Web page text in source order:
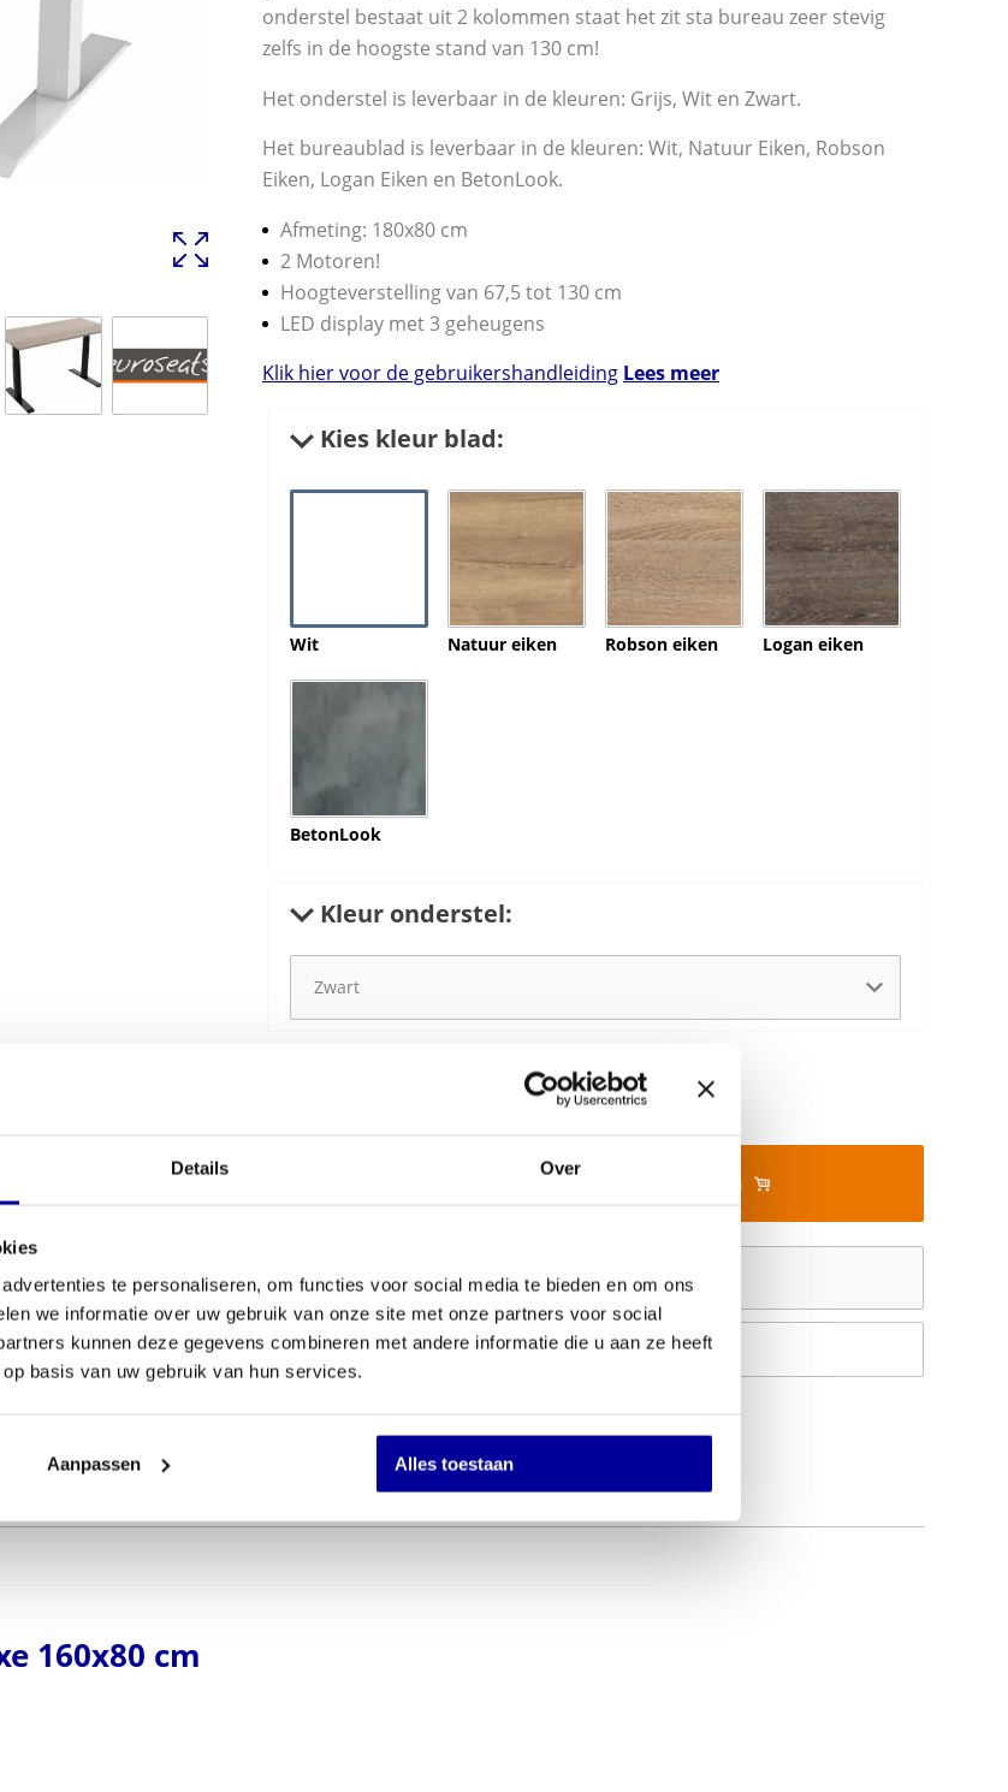
Details Over
te personaliseren, om functies voor social media te bieden en om ons
we informatie over uw gebruik van onze site met onze partners voor social
kunnen deze gegevens combineren met andere informatie die u aan ze heeft
basis van uw gebruik van hun services.
Aanpassen Alles toestaan
onderstel bestaat uit 2 kolommen staat het zit sta bureau zeer stevig
zelfs in de hoogste stand van 130 cm!
Het onderstel is leverbaar in de kleuren: Grijs, Wit en Zwart.
Het bureaublad is leverbaar in de kleuren: Wit, Natuur Eiken, Robson
Eiken, Logan Eiken en BetonLook.
Afmeting: 180x80 cm
2 Motoren!
Hoogteverstelling van 67,5 tot 130 cm
LED display met 3 geheugens
Klik hier voor de gebruikershandleiding Lees meer
Kies kleur blad:
Wit Natuur eiken Robson eiken Logan eiken
BetonLook
Kleur onderstel:
In mijn winkelwagen
Offerte aanvragen
Op verlanglijstje
160x80 cm